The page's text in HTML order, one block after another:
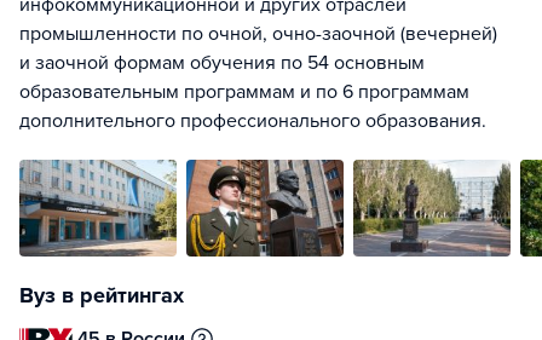
инфокоммуникационной и других отраслей
промышленности по очной, очно-заочной (вечерней)
и заочной формам обучения по 54 основным
образовательным программам и по 6 программам
дополнительного профессионального образования.
Вуз в рейтингах